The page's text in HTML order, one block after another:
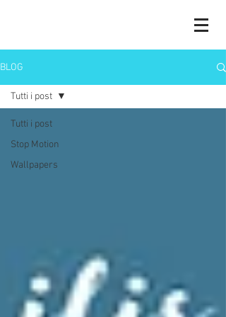
BLOG
Tutti i post
Stop Motion
Wallpapers
Tutti i post